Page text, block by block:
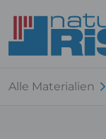
Alle Materialien